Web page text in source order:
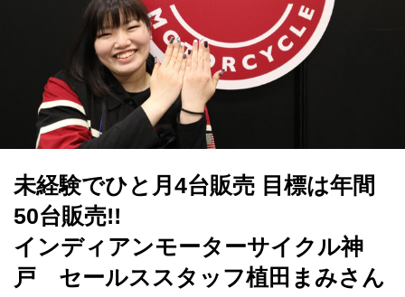
未経験でひと月4台販売 目標は年間
50台販売!!
インディアンモーターサイクル神
戸 セールススタッフ植田まみさん